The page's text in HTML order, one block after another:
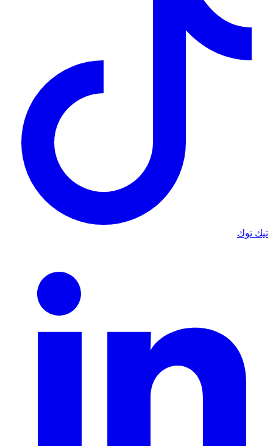
تيك توك